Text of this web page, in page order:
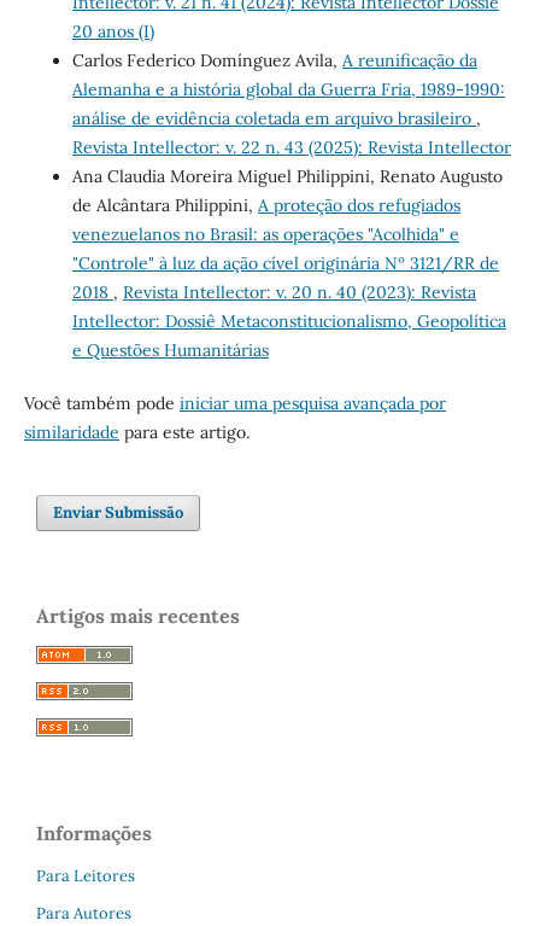
20 anos (I)
Carlos Federico Domínguez Avila, A reunificação da
Alemanha e a história global da Guerra Fria, 1989-1990:
análise de evidência coletada em arquivo brasileiro ,
Revista Intellector: v. 22 n. 43 (2025): Revista Intellector
Ana Claudia Moreira Miguel Philippini, Renato Augusto
de Alcântara Philippini, A proteção dos refugiados
venezuelanos no Brasil: as operações "Acolhida" e
"Controle" à luz da ação cível originária Nº 3121/RR de
2018 , Revista Intellector: v. 20 n. 40 (2023): Revista
Intellector: Dossiê Metaconstitucionalismo, Geopolítica
e Questões Humanitárias
Você também pode iniciar uma pesquisa avançada por
similaridade para este artigo.
Enviar Submissão
Artigos mais recentes
Informações
Para Leitores
Para Autores